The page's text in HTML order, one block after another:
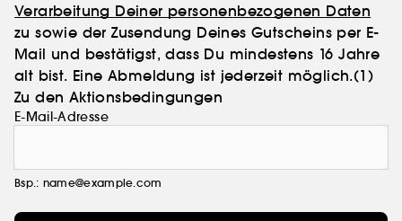
Verarbeitung Deiner personenbezogenen Daten
zu sowie der Zusendung Deines Gutscheins per E-
Mail und bestätigst, dass Du mindestens 16 Jahre
alt bist. Eine Abmeldung ist jederzeit möglich.(1)
Zu den Aktionsbedingungen
E-Mail-Adresse
Bsp.: name@example.com